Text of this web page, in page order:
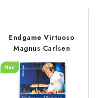
Endgame Virtuoso
Magnus Carlsen
Neu